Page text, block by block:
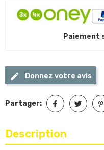
Paiement
Donnez votre avis
Partager:
Description